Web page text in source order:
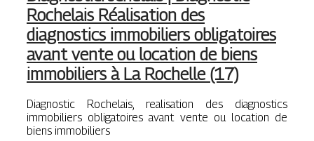
Rochelais Réalisation des
diagnostics immobiliers ob­ligatoi­res
avant vente ou location de biens
immobiliers à La Rochelle (17)
Diagnostic Rochelais, realisation des diagnostics
immobiliers obligatoires avant vente ou location de
biens immobiliers